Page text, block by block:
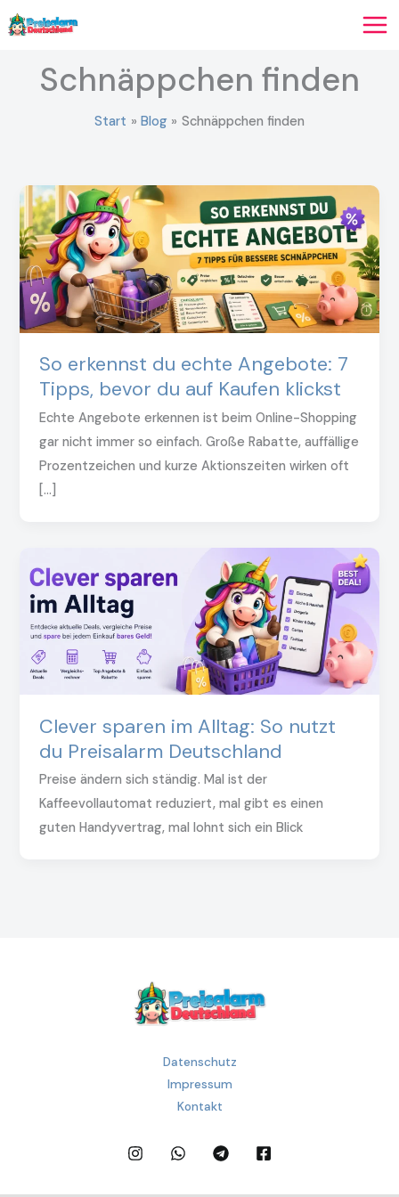
Zum
Inhalt
Schnäppchen finden
Start Blog Schnäppchen finden
So erkennst du echte Angebote: 7
Tipps, bevor du auf Kaufen klickst
Echte Angebote erkennen ist beim Online-Shopping
gar nicht immer so einfach. Große Rabatte, auffällige
Prozentzeichen und kurze Aktionszeiten wirken oft
[…]
Clever sparen im Alltag: So nutzt
du Preisalarm Deutschland
Preise ändern sich ständig. Mal ist der
Kaffeevollautomat reduziert, mal gibt es einen
guten Handyvertrag, mal lohnt sich ein Blick
Datenschutz
Impressum
Kontakt